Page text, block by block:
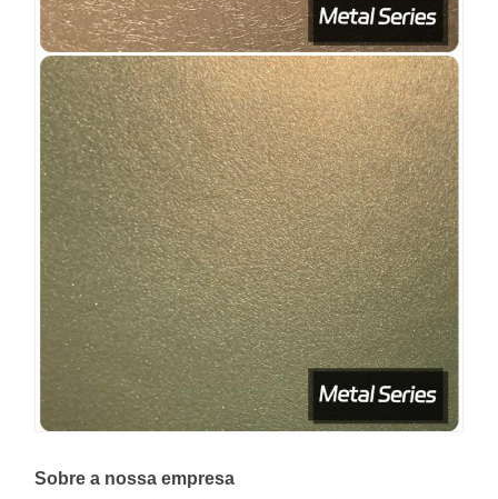
Sobre a nossa empresa